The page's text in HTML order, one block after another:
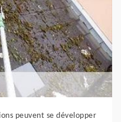
peuvent se développer